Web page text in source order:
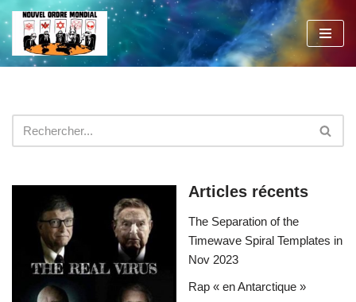
Aller
au
Articles récents
The Separation of the
Timewave Spiral Templates in
Nov 2023
Rap « en Antarctique »